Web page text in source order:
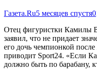
Газета.Ru5 месяцев спустя0
Отец фигуристки Камилы
заявил, что не придает
его дочь чемпионкой
приводит Sport24. «Если
должно быть по барабану,